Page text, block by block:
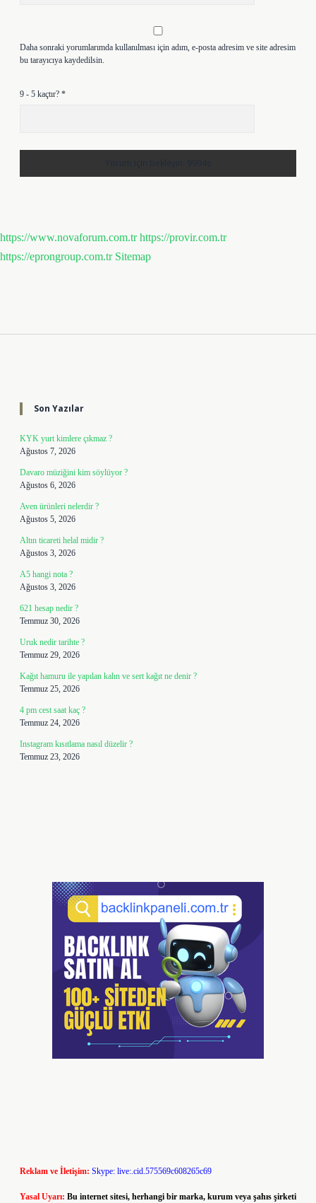
Daha sonraki yorumlarımda kullanılması için adım, e-posta adresim ve site adresim
bu tarayıcıya kaydedilsin.
9 - 5 kaçtır? *
https://www.novaforum.com.tr https://provir.com.tr
https://eprongroup.com.tr Sitemap
Son Yazılar
KYK yurt kimlere çıkmaz ?
Ağustos 7, 2026
Davaro müziğini kim söylüyor ?
Ağustos 6, 2026
Aven ürünleri nelerdir ?
Ağustos 5, 2026
Altın ticareti helal midir ?
Ağustos 3, 2026
A5 hangi nota ?
Ağustos 3, 2026
621 hesap nedir ?
Temmuz 30, 2026
Uruk nedir tarihte ?
Temmuz 29, 2026
Kağıt hamuru ile yapılan kalın ve sert kağıt ne denir ?
Temmuz 25, 2026
4 pm cest saat kaç ?
Temmuz 24, 2026
Instagram kısıtlama nasıl düzelir ?
Temmuz 23, 2026
Reklam ve İletişim: Skype: live:.cid.575569c608265c69
Yasal Uyarı: Bu internet sitesi, herhangi bir marka, kurum veya şahıs şirketi